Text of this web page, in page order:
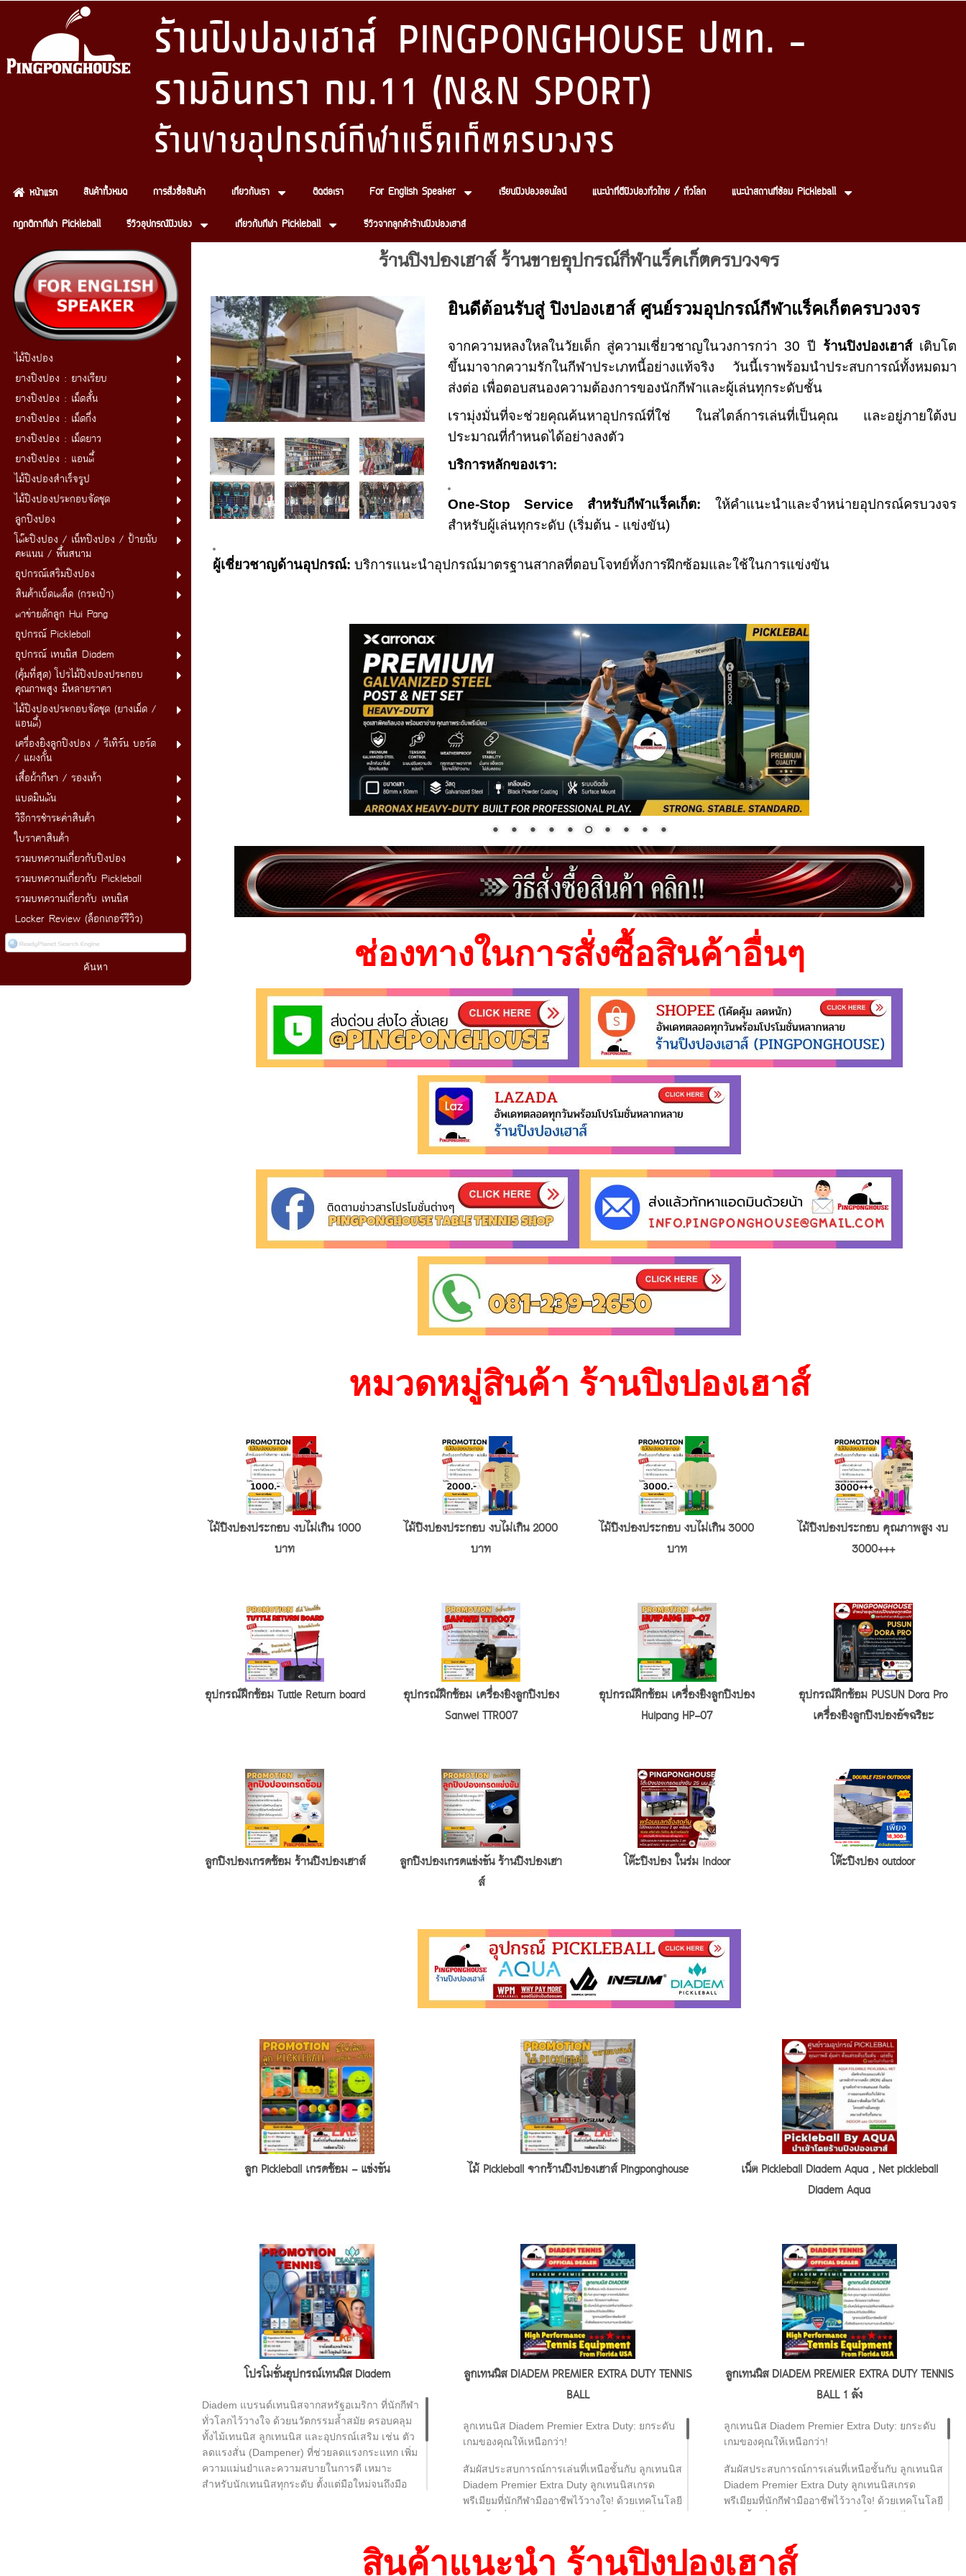
ร้านปิงปองเฮาส์ PINGPONGHOUSE ปตท. -
รามอินทรา กม.11 (N&N SPORT)
ร้านขายอุปกรณ์กีฬาแร็คเก็ตครบวงจร
หน้าแรก สินค้าทั้งหมด การสั่งซื้อสินค้า เกี่ยวกับเรา ติดต่อเรา For English Speaker เรียนปิงปองออนไลน์ แนะนำที่ตีปิงปองทั่วไทย / ทั่วโลก แนะนำสถานที่ซ้อม Pickleball
กฏกติกากีฬา Pickleball รีวิวอุปกรณ์ปิงปอง เกี่ยวกับกีฬา Pickleball รีวิวจากลูกค้าร้านปิงปองเฮาส์
ไม้ปิงปอง
ยางปิงปอง : ยางเรียบ
ยางปิงปอง : เม็ดสั้น
ยางปิงปอง : เม็ดกึ่ง
ยางปิงปอง : เม็ดยาว
ยางปิงปอง : แอนตี้
ไม้ปิงปองสำเร็จรูป
ไม้ปิงปองประกอบจัดชุด
ลูกปิงปอง
โต๊ะปิงปอง / เน็ทปิงปอง / ป้ายนับ
คะแนน / พื้นสนาม
อุปกรณ์เสริมปิงปอง
สินค้าเบ็ดเตล็ด (กระเป๋า)
ตาข่ายดักลูก Hui Pang
อุปกรณ์ Pickleball
อุปกรณ์ เทนนิส Diadem
(คุ้มที่สุด) โปรไม้ปิงปองประกอบ
คุณภาพสูง มีหลายราคา
ไม้ปิงปองประกอบจัดชุด (ยางเม็ด /
แอนตี้)
เครื่องยิงลูกปิงปอง / รีเทิร์น บอร์ด
/ แผงกั้น
เสื้อผ้ากีฬา / รองเท้า
แบดมินตัน
วิธีการชำระค่าสินค้า
ใบราคาสินค้า
รวมบทความเกี่ยวกับปิงปอง
รวมบทความเกี่ยวกับ Pickleball
รวมบทความเกี่ยวกับ เทนนิส
Locker Review (ล็อกเกอร์รีวิว)
ร้านปิงปองเฮาส์ ร้านขายอุปกรณ์กีฬาแร็คเก็ตครบวงจร
ยินดีต้อนรับสู่ ปิงปองเฮาส์ ศูนย์รวมอุปกรณ์กีฬาแร็คเก็ตครบวงจร
จากความหลงใหลในวัยเด็ก สู่ความเชี่ยวชาญในวงการกว่า 30 ปี ร้านปิงปองเฮาส์เติบโต
ขึ้นมาจากความรักในกีฬาประเภทนี้อย่างแท้จริง วันนี้เราพร้อมนำประสบการณ์ทั้งหมดมา
ส่งต่อ เพื่อตอบสนองความต้องการของนักกีฬาและผู้เล่นทุกระดับชั้น
เรามุ่งมั่นที่จะช่วยคุณค้นหาอุปกรณ์ที่ใช่ ในสไตล์การเล่นที่เป็นคุณ และอยู่ภายใต้งบ
ประมาณที่กำหนดได้อย่างลงตัว
บริการหลักของเรา:
One-Stop Service สำหรับกีฬาแร็คเก็ต: ให้คำแนะนำและจำหน่ายอุปกรณ์ครบวงจร
สำหรับผู้เล่นทุกระดับ (เริ่มต้น - แข่งขัน)
ผู้เชี่ยวชาญด้านอุปกรณ์: บริการแนะนำอุปกรณ์มาตรฐานสากลที่ตอบโจทย์ทั้งการฝึกซ้อมและใช้ในการแข่งขัน
ช่องทางในการสั่งซื้อสินค้าอื่นๆ
หมวดหมู่สินค้า ร้านปิงปองเฮาส์
ไม้ปิงปองประกอบ งบไม่เกิน 1000
บาท
ไม้ปิงปองประกอบ งบไม่เกิน 2000
บาท
ไม้ปิงปองประกอบ งบไม่เกิน 3000
บาท
ไม้ปิงปองประกอบ คุณภาพสูง งบ
3000+++
อุปกรณ์ฝึกซ้อม Tuttle Return board
อุปกรณ์ฝึกซ้อม เครื่องยิงลูกปิงปอง
Sanwei TTR007
อุปกรณ์ฝึกซ้อม เครื่องยิงลูกปิงปอง
Huipang HP-07
อุปกรณ์ฝึกซ้อม PUSUN Dora Pro
เครื่องยิงลูกปิงปองอัจฉริยะ
ลูกปิงปองเกรดซ้อม ร้านปิงปองเฮาส์
ลูกปิงปองเกรดแข่งขัน ร้านปิงปองเฮา
ส์
โต๊ะปิงปอง ในร่ม Indoor โต๊ะปิงปอง outdoor
ลูก Pickleball เกรดซ้อม - แข่งขัน ไม้ Pickleball จากร้านปิงปองเฮาส์ Pingponghouse
เน็ต Pickleball Diadem Aqua , Net pickleball
Diadem Aqua
โปรโมชั่นอุปกรณ์เทนนิส Diadem
Diadem แบรนด์เทนนิสจากสหรัฐอเมริกา ที่นักกีฬา
ทั่วโลกไว้วางใจ ด้วยนวัตกรรมล้ำสมัย ครอบคลุม
ทั้งไม้เทนนิส ลูกเทนนิส และอุปกรณ์เสริม เช่น ตัว
ลดแรงสั่น (Dampener) ที่ช่วยลดแรงกระแทก เพิ่ม
ความแม่นยำและความสบายในการตี เหมาะ
สำหรับนักเทนนิสทุกระดับ ตั้งแต่มือใหม่จนถึงมือ
✅ 3. ได้รับการใช้งานใน Tour และ Academy
ลูกเทนนิส DIADEM PREMIER EXTRA DUTY TENNIS
BALL
ลูกเทนนิส Diadem Premier Extra Duty: ยกระดับ
เกมของคุณให้เหนือกว่า!
สัมผัสประสบการณ์การเล่นที่เหนือชั้นกับ ลูกเทนนิส
Diadem Premier Extra Duty ลูกเทนนิสเกรด
พรีเมียมที่นักกีฬามืออาชีพไว้วางใจ! ด้วยเทคโนโลยี
ทุกแรงปะทะ ให้คุณตีได้เต็มประสิทธิภาพทุกช็อต
ไม่เสียจังหวะ และยังคงความเด้งที่เป็นธรรมชาติ
ลูกเทนนิส DIADEM PREMIER EXTRA DUTY TENNIS
BALL 1 ลัง
ลูกเทนนิส Diadem Premier Extra Duty: ยกระดับ
เกมของคุณให้เหนือกว่า!
สัมผัสประสบการณ์การเล่นที่เหนือชั้นกับ ลูกเทนนิส
Diadem Premier Extra Duty ลูกเทนนิสเกรด
พรีเมียมที่นักกีฬามืออาชีพไว้วางใจ! ด้วยเทคโนโลยี
ทุกแรงปะทะ ให้คุณตีได้เต็มประสิทธิภาพทุกช็อต
ไม่เสียจังหวะ และยังคงความเด้งที่เป็นธรรมชาติ
สินค้าแนะนำ ร้านปิงปองเฮาส์